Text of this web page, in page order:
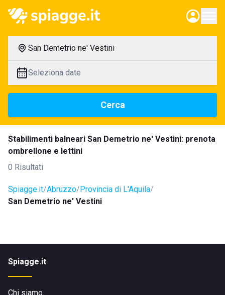
San Demetrio ne' Vestini
Seleziona date
Cerca
Stabilimenti balneari San Demetrio ne' Vestini: prenota
ombrellone e lettini
0 Risultati
Spiagge.it Abruzzo Provincia di L'Aquila
San Demetrio ne' Vestini
Spiagge.it
Chi siamo